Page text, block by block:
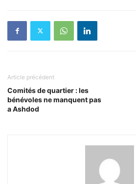
Article précédent
Comités de quartier : les
bénévoles ne manquent pas
a Ashdod